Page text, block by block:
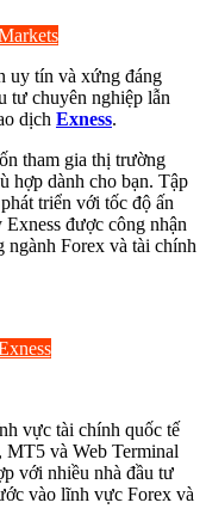
uy tín và xứng đáng
tư chuyên nghiệp lẫn
dịch Exness.
tham gia thị trường
hợp dành cho bạn. Tập
triển với tốc độ ấn
được công nhận
ngành Forex và tài chính
vực tài chính quốc tế
và Web Terminal
với nhiều nhà đầu tư
vào lĩnh vực Forex và